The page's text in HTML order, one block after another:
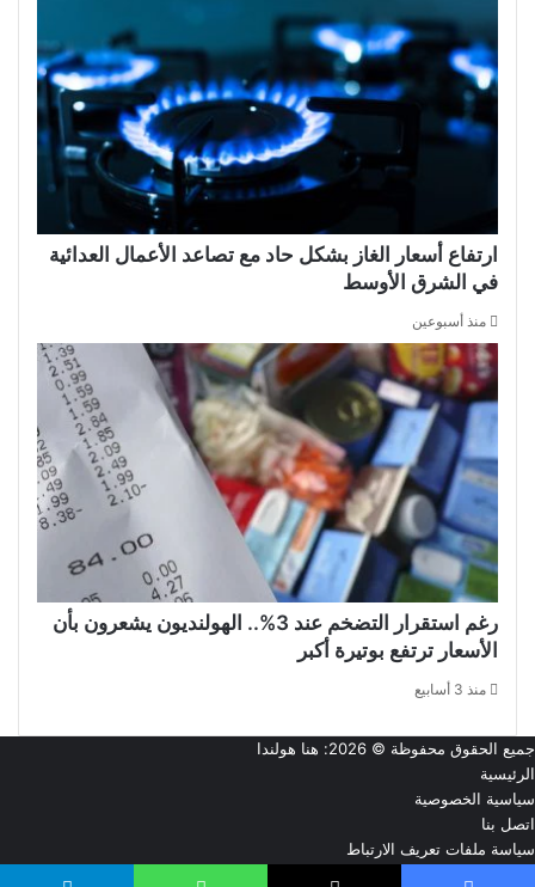
ارتفاع أسعار الغاز بشكل حاد مع تصاعد الأعمال العدائية
في الشرق الأوسط
منذ أسبوعين
رغم استقرار التضخم عند 3%.. الهولنديون يشعرون بأن
الأسعار ترتفع بوتيرة أكبر
منذ 3 أسابيع
جميع الحقوق محفوظة © 2026:
هنا هولندا
الرئيسية
سياسية الخصوصية
اتصل بنا
سياسة ملفات تعريف الارتباط